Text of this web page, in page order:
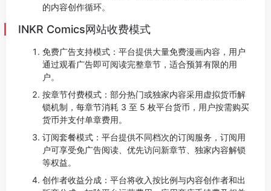
的内容创作循环。
INKR Comics网站收费模式
免费广告支持模式：平台提供大量免费漫画内容，用户
通过观看广告即可阅读完整章节，适合预算有限的用
户。
按章节付费模式：部分热门或独家内容采用虚拟货币解
锁机制，每章节消耗 3 至 5 枚平台货币，用户按需购买
货币并支付单章费用。
订阅套餐模式：平台提供不同档次的订阅服务，订阅用
户可享受免广告阅读、优先访问新章节、独家内容解锁
等权益。
创作者收益分成：平台将收入按比例与内容创作者和出